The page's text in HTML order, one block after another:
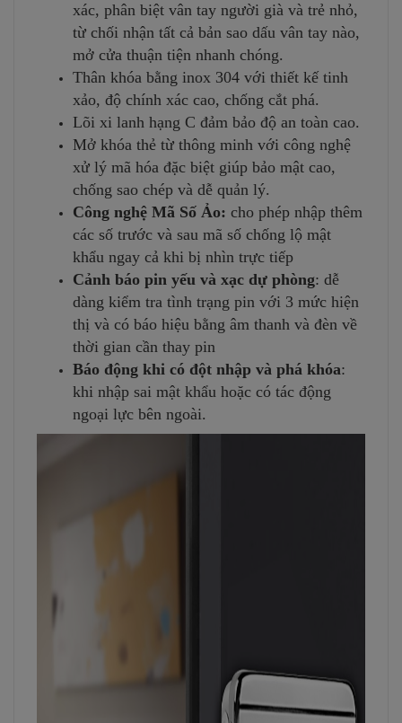
xác, phân biệt vân tay người già và trẻ nhỏ,
từ chối nhận tất cả bản sao dấu vân tay nào,
mở cửa thuận tiện nhanh chóng.
Thân khóa bằng inox 304 với thiết kế tinh
xảo, độ chính xác cao, chống cắt phá.
Lõi xi lanh hạng C đảm bảo độ an toàn cao.
Mở khóa thẻ từ thông minh với công nghệ
xử lý mã hóa đặc biệt giúp bảo mật cao,
chống sao chép và dễ quản lý.
Công nghệ Mã Số Ảo: cho phép nhập thêm
các số trước và sau mã số chống lộ mật
khẩu ngay cả khi bị nhìn trực tiếp
Cảnh báo pin yếu và xạc dự phòng: dễ
dàng kiểm tra tình trạng pin với 3 mức hiện
thị và có báo hiệu bằng âm thanh và đèn về
thời gian cần thay pin
Báo động khi có đột nhập và phá khóa:
khi nhập sai mật khẩu hoặc có tác động
ngoại lực bên ngoài.